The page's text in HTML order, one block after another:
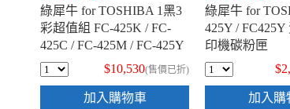
綠犀牛 for TOSHIBA 1黑3
彩超值組 FC-425K / FC-
425C / FC-425M / FC-425Y
相容影印機碳粉匣
$10,530(售價已折)
加入購物車
綠犀牛 for
425Y /
印機碳粉匣
加入購